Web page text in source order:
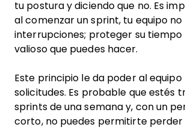
tu postura y diciendo que no. Es
al comenzar un sprint, tu equipo no
interrupciones; proteger su tiempo
valioso que puedes hacer.
Este principio le da poder al
solicitudes. Es probable que estés
sprints de una semana y, con un
corto, no puedes permitirte perder